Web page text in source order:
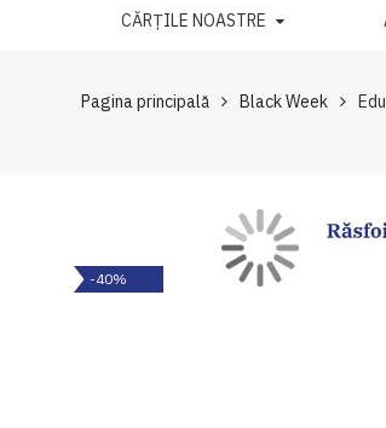
CĂRȚILE NOASTRE
Pagina principală Black Week
to-40%